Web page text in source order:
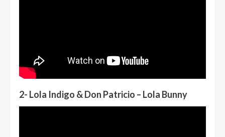
2- Lola Indigo & Don Patricio – Lola Bunny